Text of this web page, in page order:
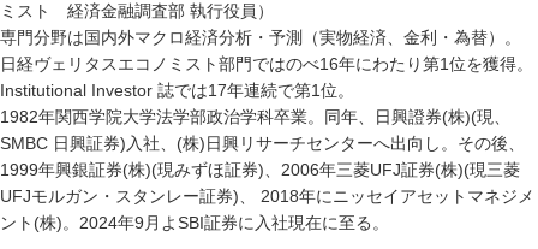
ミスト 経済金融調査部 執行役員）
専門分野は国内外マクロ経済分析・予測（実物経済、金利・為替）。
日経ヴェリタスエコノミスト部門ではのべ16年にわたり第1 位を獲得。
Institutional Investor 誌では17年連続で第1 位。
1982年関西学院大学法学部政治学科卒業。同年、日興證券(株)(現、
SMBC 日興証券) 入社、 (株) 日興リサーチセンターへ出向し。その後、
1999年興銀証券(株)(現みずほ証券) 2006年三菱UFJ証券(株)(現三菱
UFJモルガン・スタンレー証券) 2018年にニッセイアセットマネジメ
ント (株) 。 2024年9 月よ SBI証券に入社現在に至る。